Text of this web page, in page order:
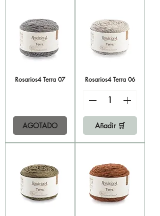
Rosarios4 Terra 07
AGOTADO
Rosarios4 Terra 06
Añadir 🛒